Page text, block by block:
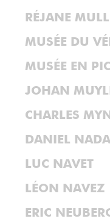
RÉJANE
MUSÉE DU
MUSÉE EN
JOHAN
CHARLES
DANIEL
LUC NAVET
LÉON NAVEZ
ERIC